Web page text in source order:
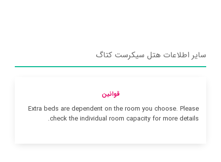
سایر اطلاعات هتل سیکرست کتاگ
قوانین
Extra beds are dependent on the room you choose. Please
check the individual room capacity for more details.